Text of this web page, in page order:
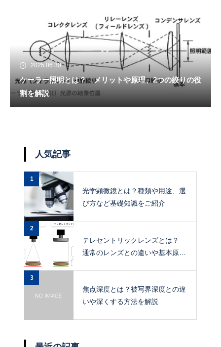
2025.06.30
ケーラー照明とは？ メリットや原理、2つの絞りの役
割を解説
人気記事
1
光学顕微鏡とは？種類や用途、選
び方など基礎知識をご紹介
2
テレセントリックレンズとは？
通常のレンズとの違いや基本原
3
焦点深度とは？被写界深度との違
いや深くする方法を解説